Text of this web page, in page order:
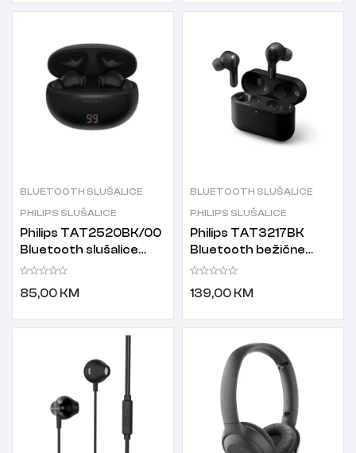
BLUETOOTH SLUŠALICE
PHILIPS SLUŠALICE
Philips TAT2520BK/00
Bluetooth slušalice
crne
85,00 KM
BLUETOOTH SLUŠALICE
PHILIPS SLUŠALICE
Philips TAT3217BK
Bluetooth bežične
slušalice crne
139,00 KM